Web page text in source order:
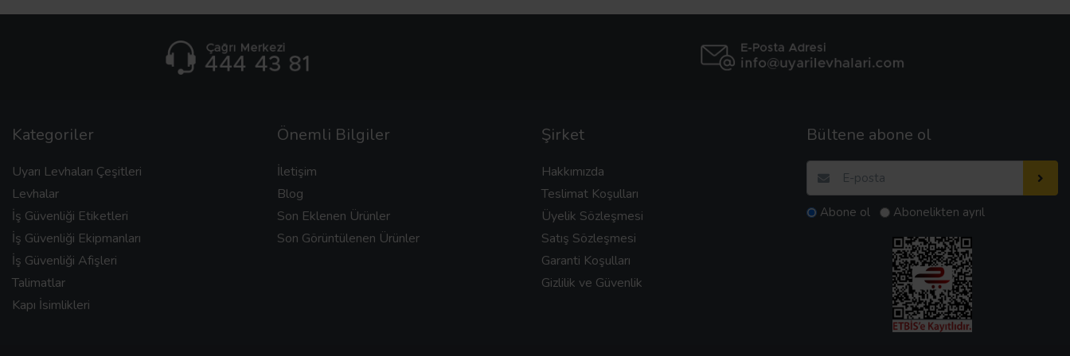
Kategoriler
Uyarı Levhaları Çeşitleri
Levhalar
İş Güvenliği Etiketleri
İş Güvenliği Ekipmanları
İş Güvenliği Afişleri
Talimatlar
Kapı İsimlikleri
Önemli Bilgiler
İletişim
Blog
Son Eklenen Ürünler
Son Görüntülenen Ürünler
Şirket
Hakkımızda
Teslimat Koşulları
Üyelik Sözleşmesi
Satış Sözleşmesi
Garanti Koşulları
Gizlilik ve Güvenlik
Bültene abone ol
Abone ol Abonelikten ayrıl